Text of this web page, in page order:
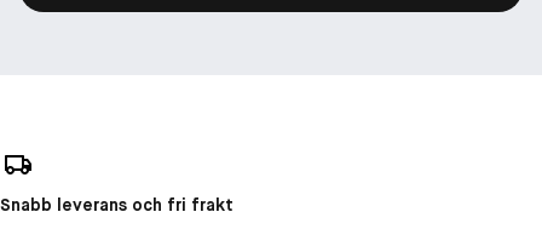
Snabb leverans och fri frakt